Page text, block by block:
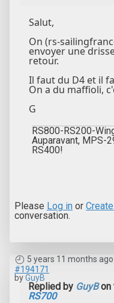
Salut,
On (rs-
envoyer une
retour.
Il faut du D4 et il
On a du maffioli,
G
RS800-RS200-
Auparavant, MPS-
RS400!
Please Log in or
conversation.
5 years 11 months ago
#194171
byGuyB
Replied by GuyBon
RS700